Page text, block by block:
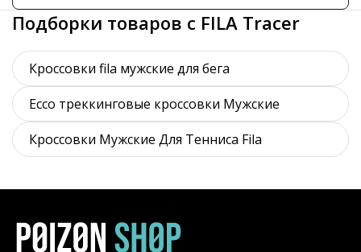
Подборки товаров с FILA Tracer
Кроссовки fila мужские для бега
Ecco треккинговые кроссовки Мужские
Кроссовки Мужские Для Тенниса Fila